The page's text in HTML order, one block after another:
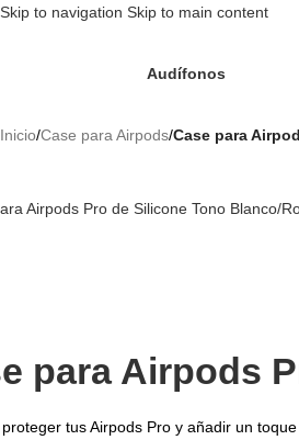
Skip to navigation Skip to main content
Audífonos
Inicio/Case para Airpods/Case para
para Airpods
tus Airpods Pro y añadir un